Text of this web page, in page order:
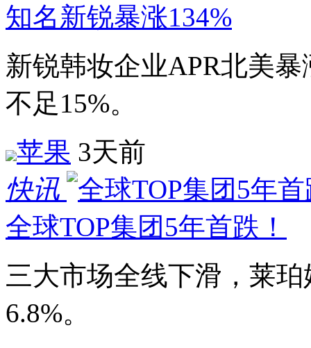
知名新锐暴涨134%
新锐韩妆企业APR北美
不足15%。
苹果 3天前
快讯
全球TOP集团5年首跌！
三大市场全线下滑，莱
6.8%。